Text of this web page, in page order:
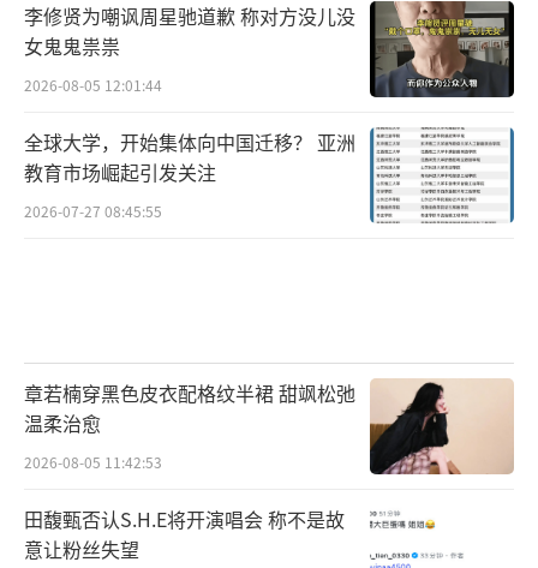
李修贤为嘲讽周星驰道歉 称对方没儿没
女鬼鬼祟祟
2026-08-05 12:01:44
全球大学，开始集体向中国迁移？ 亚洲
教育市场崛起引发关注
2026-07-27 08:45:55
章若楠穿黑色皮衣配格纹半裙 甜飒松弛
温柔治愈
2026-08-05 11:42:53
田馥甄否认S.H.E将开演唱会 称不是故
意让粉丝失望